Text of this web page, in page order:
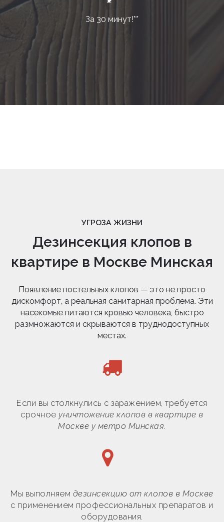
За 30 минут!**
УГРОЗА ЖИЗНИ
Дезинсекция клопов в
квартире в Москве Минская
Появление постельных клопов — это не просто
дискомфорт, а реальная санитарная проблема. Эти
насекомые питаются кровью человека, быстро
размножаются и скрываются в труднодоступных
местах.
Если вы столкнулись с заражением, требуется
срочное уничтожение клопов в квартире в
Москве у метро Минская.
Мы выполняем дезинсекцию от клопов в Москве
с применением профессиональных препаратов и
оборудования.